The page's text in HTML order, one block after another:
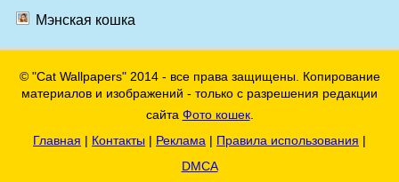
Мэнская кошка
© "Cat Wallpapers" 2014 - все права защищены. Копирование
материалов и изображений - только с разрешения редакции
сайта Фото кошек.
Главная | Контакты | Реклама | Правила использования |
DMCA